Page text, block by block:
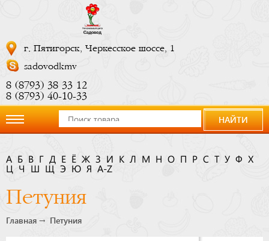
г. Пятигорск, Черкесское шоссе, 1
sadovodkmv
8 (8793) 38 33 12
8 (8793) 40-10-33
компании
Новости
НАЙТИ
А Б В Г Д Е Ё Ж З И К Л М Н О П Р С Т У Ф
Х
Ч Э Ю Я A-Z
Петуния
Главная Петуния